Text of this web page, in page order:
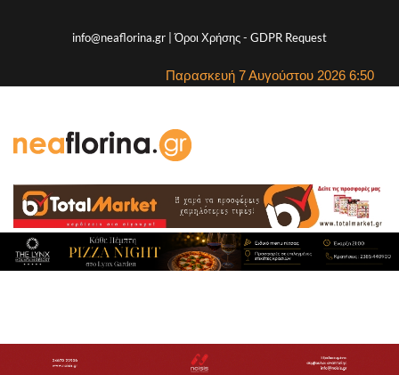
info@neaflorina.gr |Όροι Χρήσης- GDPR Request
Παρασκευή 7 Αυγούστου 2026 6:50